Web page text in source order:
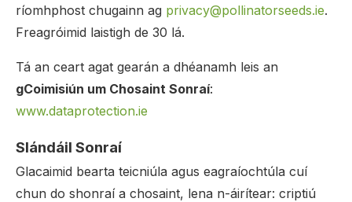
ríomhphost chugainn ag privacy@pollinatorseeds.ie.
Freagróimid laistigh de 30 lá.
Tá an ceart agat gearán a dhéanamh leis an
gCoimisiún um Chosaint Sonraí:
www.dataprotection.ie
Slándáil Sonraí
Glacaimid bearta teicniúla agus eagraíochtúla cuí
chun do shonraí a chosaint, lena n-áirítear: criptiú